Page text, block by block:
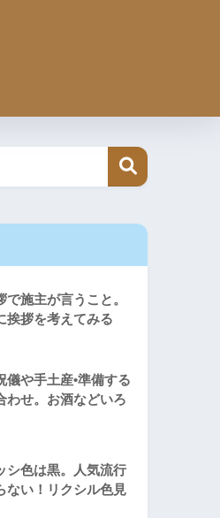
で施主が言うこと。
挨拶を考えてみる
儀や手土産•準備する
わせ。お酒などいろ
シ色は黒。人気流行
ない！リクシル色見